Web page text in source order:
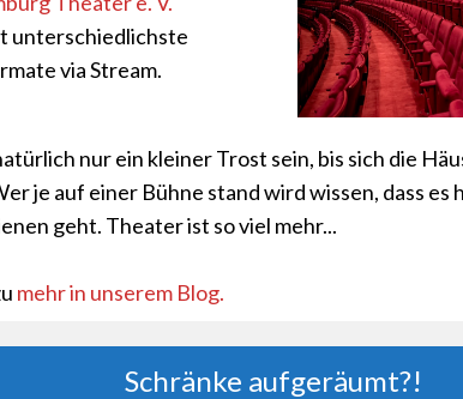
unterschiedlichste
via Stream.
nur ein kleiner Trost sein, bis sich die
je auf einer Bühne stand wird wissen, dass es
geht. Theater ist so viel mehr...
mehr in unserem Blog.
Schränke aufgeräumt?!